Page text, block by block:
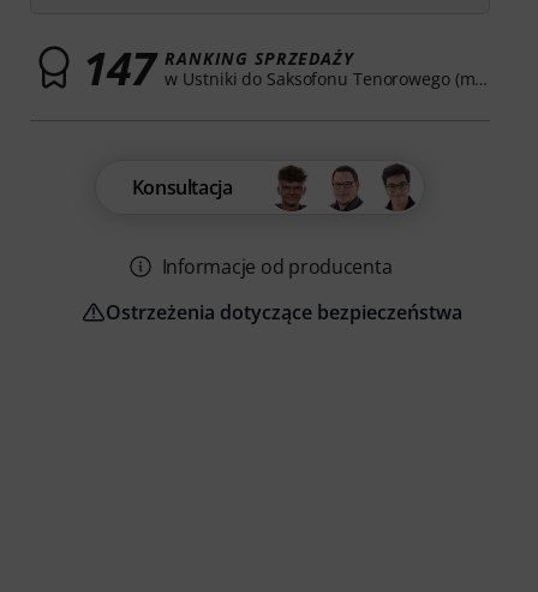
147 RANKING SPRZEDAŻY
w Ustniki do Saksofonu Tenorowego (metalowe)
Konsultacja
Informacje od producenta
Ostrzeżenia dotyczące bezpieczeństwa